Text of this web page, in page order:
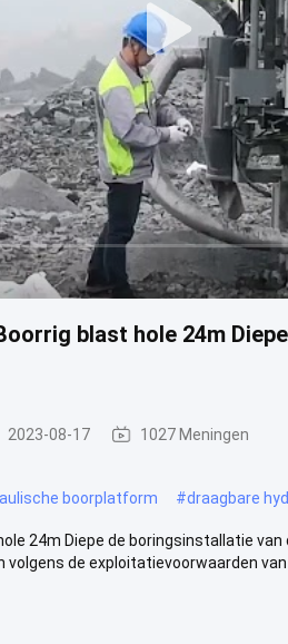
blast hole 24m
2023-08-17 1027 Meningen
boorplatform #draagbare
24m Diepe de boringsinstallatie
de exploitatievoorwaarden van